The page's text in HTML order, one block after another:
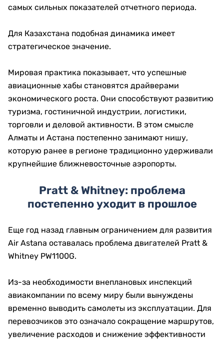
самых сильных показателей отчетного периода.
Для Казахстана подобная динамика имеет
стратегическое значение.
Мировая практика показывает, что успешные
авиационные хабы становятся драйверами
экономического роста. Они способствуют развитию
туризма, гостиничной индустрии, логистики,
торговли и деловой активности. В этом смысле
Алматы и Астана постепенно занимают нишу,
которую ранее в регионе традиционно удерживали
крупнейшие ближневосточные аэропорты.
Pratt & Whitney: проблема
постепенно уходит в прошлое
Еще год назад главным ограничением для развития
Air Astana оставалась проблема двигателей Pratt &
Whitney PW1100G.
Из-за необходимости внеплановых инспекций
авиакомпании по всему миру были вынуждены
временно выводить самолеты из эксплуатации. Для
перевозчиков это означало сокращение маршрутов,
увеличение расходов и снижение эффективности